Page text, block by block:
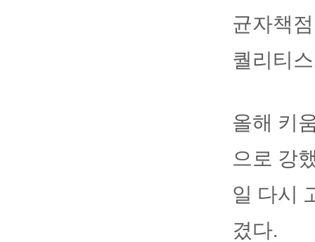
균자책
퀄리티
올해 키
으로 강
일 다시
겼다.